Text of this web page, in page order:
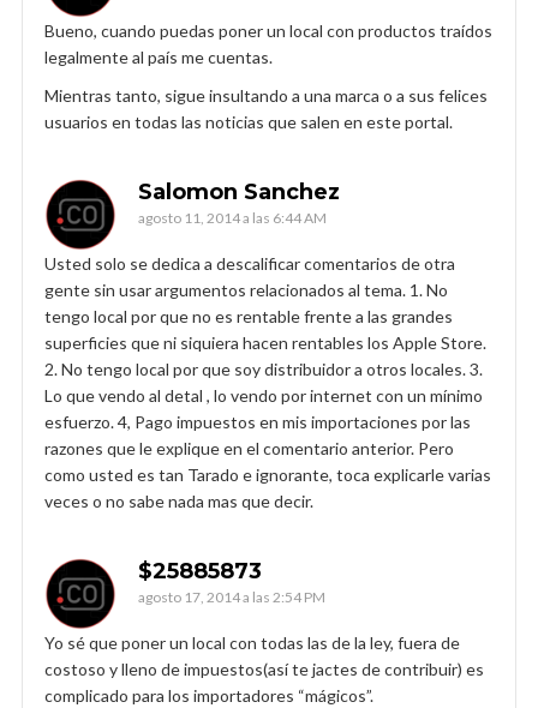
Bueno, cuando puedas poner un local con productos traídos
legalmente al país me cuentas.
Mientras tanto, sigue insultando a una marca o a sus felices
usuarios en todas las noticias que salen en este portal.
Salomon Sanchez
agosto 11, 2014 a las 6:44 AM
Usted solo se dedica a descalificar comentarios de otra
gente sin usar argumentos relacionados al tema. 1. No
tengo local por que no es rentable frente a las grandes
superficies que ni siquiera hacen rentables los Apple Store.
2. No tengo local por que soy distribuidor a otros locales. 3.
Lo que vendo al detal , lo vendo por internet con un mínimo
esfuerzo. 4, Pago impuestos en mis importaciones por las
razones que le explique en el comentario anterior. Pero
como usted es tan Tarado e ignorante, toca explicarle varias
veces o no sabe nada mas que decir.
$25885873
agosto 17, 2014 a las 2:54 PM
Yo sé que poner un local con todas las de la ley, fuera de
costoso y lleno de impuestos(así te jactes de contribuir) es
complicado para los importadores “mágicos”.